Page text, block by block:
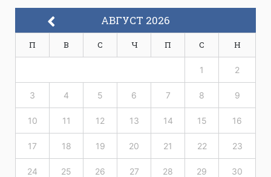
АВГУСТ 2026
П В С Ч П С Н
1 2
3 4 5 6 7 8 9
10 11 12 13 14 15 16
17 18 19 20 21 22 23
24 25 26 27 28 29 30